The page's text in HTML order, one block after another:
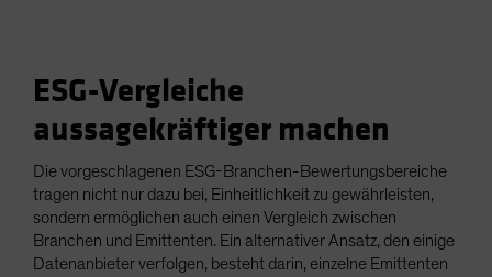
ESG-Vergleiche
aussagekräftiger machen
Die vorgeschlagenen ESG-Branchen-Bewertungsbereiche
tragen nicht nur dazu bei, Einheitlichkeit zu gewährleisten,
sondern ermöglichen auch einen Vergleich zwischen
Branchen und Emittenten. Ein alternativer Ansatz, den einige
Datenanbieter verfolgen, besteht darin, einzelne Emittenten